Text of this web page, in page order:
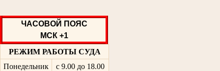
ЧАСОВОЙ ПОЯС
МСК +1
РЕЖИМ РАБОТЫ СУДА
Понедельник
с 9.00 до 18.00